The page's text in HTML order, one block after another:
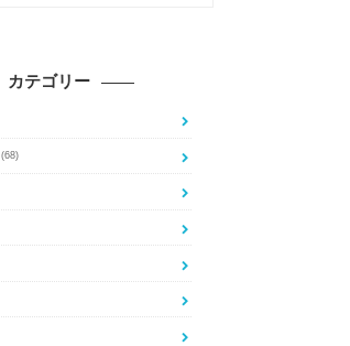
カテゴリー
(68)